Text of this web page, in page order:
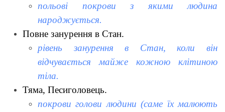
польові покрови з якими людина
народжується.
Повне занурення в Стан.
рівень занурення в Стан, коли він
відчувається майже кожною клітиною
тіла.
Тяма, Песиголовець.
покрови голови людини (саме їх малюють